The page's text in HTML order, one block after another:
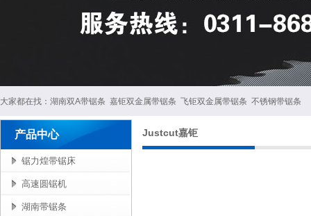
大家都在找： 湖南双A带锯条 嘉钜双金属带锯条 飞钜双金属带锯条 不锈钢带锯条
产品中心
锯力煌带锯床
高速圆锯机
湖南带锯条
Justcut嘉钜